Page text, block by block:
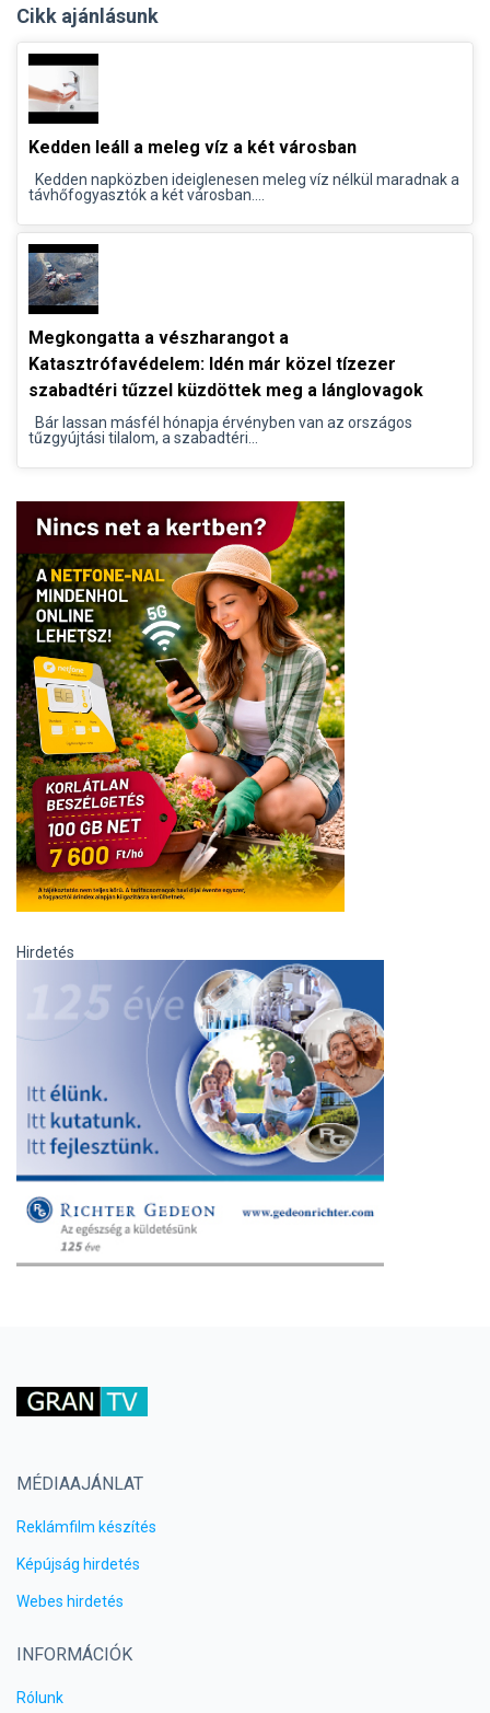
Cikk ajánlásunk
Kedden leáll a meleg víz a két városban
Kedden napközben ideiglenesen meleg víz nélkül maradnak a
távhőfogyasztók a két városban....
Megkongatta a vészharangot a
Katasztrófavédelem: Idén már közel tízezer
szabadtéri tűzzel küzdöttek meg a lánglovagok
Bár lassan másfél hónapja érvényben van az országos
tűzgyújtási tilalom, a szabadtéri...
Hirdetés
MÉDIAAJÁNLAT
Reklámfilm készítés
Képújság hirdetés
Webes hirdetés
INFORMÁCIÓK
Rólunk